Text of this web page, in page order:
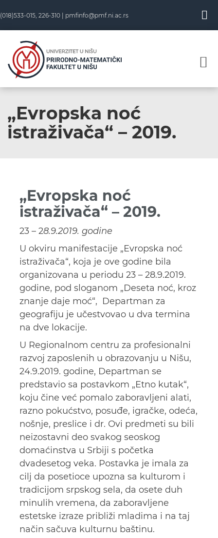
(018)533-015, 226-310 | pmfinfo@pmf.ni.ac.rs
„Evropska noć
istraživača“ – 2019.
„Evropska noć
istraživača“ – 2019.
23 – 28.9.2019. godine
U okviru manifestacije „Evropska noć
istraživača“, koja je ove godine bila
organizovana u periodu 23 – 28.9.2019.
godine, pod sloganom „Deseta noć, kroz
znanje daje moć“, Departman za
geografiju je učestvovao u dva termina
na dve lokacije.
U Regionalnom centru za profesionalni
razvoj zaposlenih u obrazovanju u Nišu,
24.9.2019. godine, Departman se
predstavio sa postavkom „Etno kutak“,
koju čine već pomalo zaboravlјeni alati,
razno pokućstvo, posuđe, igračke, odeća,
nošnje, preslice i dr. Ovi predmeti su bili
neizostavni deo svakog seoskog
domaćinstva u Srbiji s početka
dvadesetog veka. Postavka je imala za
cilј da posetioce upozna sa kulturom i
tradicijom srpskog sela, da osete duh
minulih vremena, da zaboravlјene
estetske izraze približi mladima i na taj
način sačuva kulturnu baštinu.